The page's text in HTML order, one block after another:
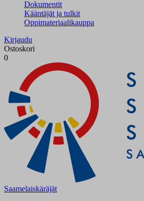
Dokumentit
Kääntäjät ja tulkit
Oppimateriaalikauppa
Kirjaudu
Ostoskori
0
Saamelaiskäräjät